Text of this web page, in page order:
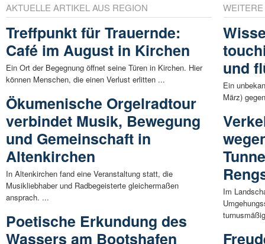
AKTUELLE ARTIKEL AUS REGION
Treffpunkt für Trauernde:
Café im August in Kirchen
Ein Ort der Begegnung öffnet seine Türen in Kirchen. Hier
können Menschen, die einen Verlust erlitten ...
Ökumenische Orgelradtour
verbindet Musik, Bewegung
und Gemeinschaft in
Altenkirchen
In Altenkirchen fand eine Veranstaltung statt, die
Musikliebhaber und Radbegeisterte gleichermaßen
ansprach. ...
Poetische Erkundung des
Wassers am Bootshafen
und
Ein
März)
Im